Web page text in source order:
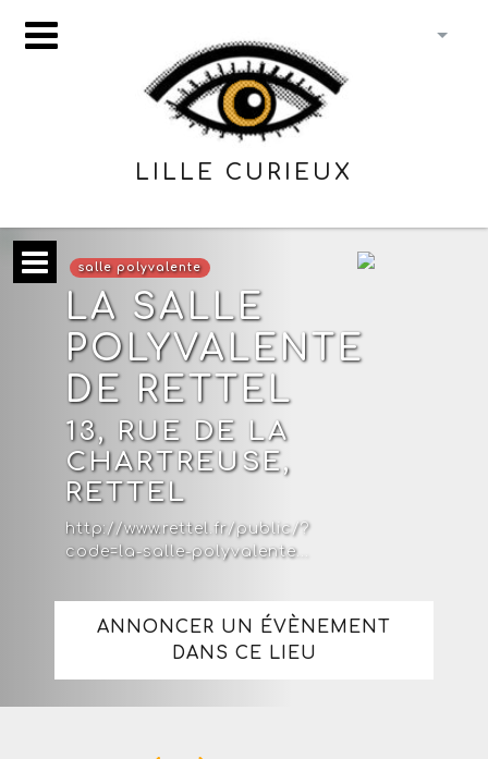
LILLE CURIEUX
salle polyvalente
LA SALLE
POLYVALENTE
DE RETTEL
13, RUE DE LA
CHARTREUSE,
RETTEL
http://www.rettel.fr/public/?
code=la-salle-polyvalente...
ANNONCER UN ÉVÈNEMENT
DANS CE LIEU